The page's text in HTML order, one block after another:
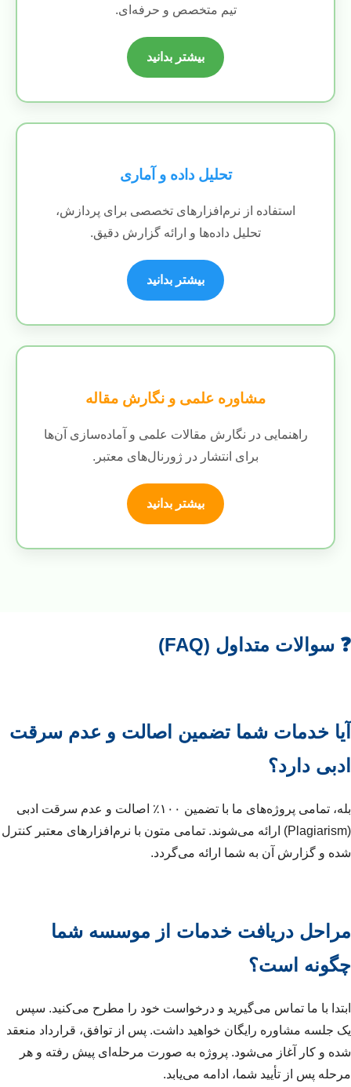
تیم متخصص و حرفه‌ای.
بیشتر بدانید
تحلیل داده و آماری
استفاده از نرم‌افزارهای تخصصی برای پردازش،
تحلیل داده‌ها و ارائه گزارش دقیق.
بیشتر بدانید
مشاوره علمی و نگارش مقاله
راهنمایی در نگارش مقالات علمی و آماده‌سازی آن‌ها
برای انتشار در ژورنال‌های معتبر.
بیشتر بدانید
❓ سوالات متداول (FAQ)
آیا خدمات شما تضمین اصالت و عدم سرقت
ادبی دارد؟
بله، تمامی پروژه‌های ما با تضمین ۱۰۰٪ اصالت و عدم سرقت ادبی
(Plagiarism) ارائه می‌شوند. تمامی متون با نرم‌افزارهای معتبر کنترل
شده و گزارش آن به شما ارائه می‌گردد.
مراحل دریافت خدمات از موسسه شما
چگونه است؟
ابتدا با ما تماس می‌گیرید و درخواست خود را مطرح می‌کنید. سپس
یک جلسه مشاوره رایگان خواهید داشت. پس از توافق، قرارداد منعقد
شده و کار آغاز می‌شود. پروژه به صورت مرحله‌ای پیش رفته و هر
مرحله پس از تأیید شما، ادامه می‌یابد.